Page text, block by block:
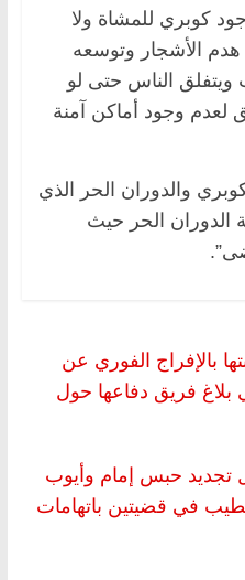
كوبري للمشاة ولا
هدم الأشجار وتوسعه
إلى 6 حارات ويتفلق الناس حتى لو
لعدم وجود أماكن آمنة
والدوران الحر الذي
الدوران الحر حيث
بالإفراج الفوري عن
فريق دفاعها حول
تجديد حبس إمام وأيوب
في قضيتين باتهامات